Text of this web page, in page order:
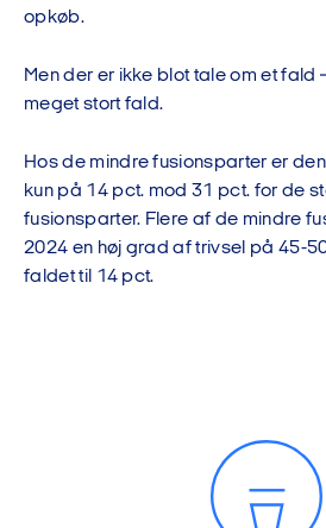
opkøb.
Men der er ikke blot tale om et fald
meget stort fald.
Hosde mindre fusionsparter er
kun på 14 pct. mod 31 pct. for de
fusionsparter. Flere af de mindre
2024 en høj grad af trivsel på 45-
faldet til 14 pct.